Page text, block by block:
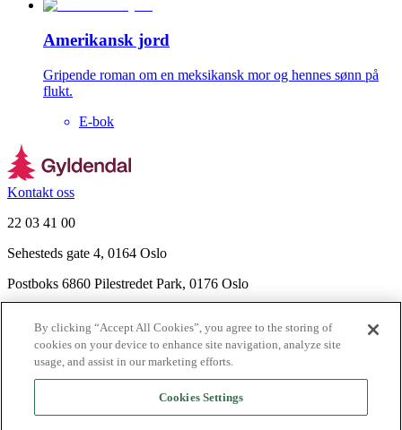
Amerikansk jord
Gripende roman om en meksikansk mor og hennes sønn på
flukt.
E-bok
Kontakt oss
22 03 41 00
Sehesteds gate 4, 0164 Oslo
Postboks 6860 Pilestredet Park, 0176 Oslo
Nyhetsbrev
Ledige stillinger
Send inn manus
By clicking “Accept All Cookies”, you agree to the storing of
cookies on your device to enhance site navigation, analyze site
usage, and assist in our marketing efforts.
Cookies Settings